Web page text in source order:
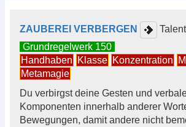
ZAUBEREI VERBERGEN Talent
Grundregelwerk 150
Handhaben
Klasse Konzentration
Metamagie
Du verbirgst deine Gesten und
Komponenten innerhalb anderer
Bewegungen, damit andere nicht